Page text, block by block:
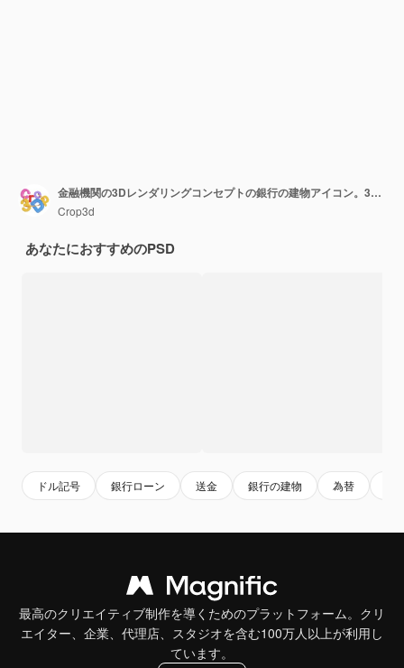
金融機関の3Dレンダリングコンセプトの銀行の建物アイコン。3Dの通貨両替所の建物アイコン
Crop3d
あなたにおすすめのPSD
ドル記号 銀行ローン 送金 銀行の建物 為替
最高のクリエイティブ制作を導くためのプラットフォーム。クリ
エイター、企業、代理店、スタジオを含む100万人以上が利用し
ています。